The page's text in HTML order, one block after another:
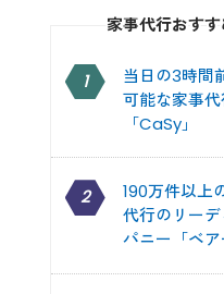
家事代行おす
1
当日の3時間
可能な家事
「CaSy」
2
190万件以上
代行のリー
パニー「ベア